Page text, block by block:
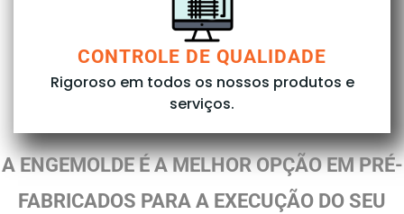
CONTROLE DE QUALIDADE
Rigoroso em todos os nossos produtos e
serviços.
A ENGEMOLDE É A MELHOR OPÇÃO EM PRÉ-
FABRICADOS PARA A EXECUÇÃO DO SEU